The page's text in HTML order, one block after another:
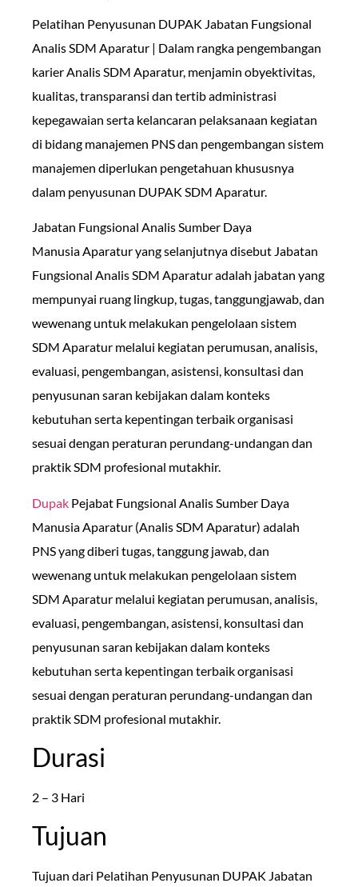
Pelatihan Penyusunan DUPAK Jabatan Fungsional
Analis SDM Aparatur | Dalam rangka pengembangan
karier Analis SDM Aparatur, menjamin obyektivitas,
kualitas, transparansi dan tertib administrasi
kepegawaian serta kelancaran pelaksanaan kegiatan
di bidang manajemen PNS dan pengembangan sistem
manajemen diperlukan pengetahuan khususnya
dalam penyusunan DUPAK SDM Aparatur.
Jabatan Fungsional Analis Sumber Daya
Manusia Aparatur yang selanjutnya disebut Jabatan
Fungsional Analis SDM Aparatur adalah jabatan yang
mempunyai ruang lingkup, tugas, tanggungjawab, dan
wewenang untuk melakukan pengelolaan sistem
SDM Aparatur melalui kegiatan perumusan, analisis,
evaluasi, pengembangan, asistensi, konsultasi dan
penyusunan saran kebijakan dalam konteks
kebutuhan serta kepentingan terbaik organisasi
sesuai dengan peraturan perundang-undangan dan
praktik SDM profesional mutakhir.
Dupak Pejabat Fungsional Analis Sumber Daya
Manusia Aparatur (Analis SDM Aparatur) adalah
PNS yang diberi tugas, tanggung jawab, dan
wewenang untuk melakukan pengelolaan sistem
SDM Aparatur melalui kegiatan perumusan, analisis,
evaluasi, pengembangan, asistensi, konsultasi dan
penyusunan saran kebijakan dalam konteks
kebutuhan serta kepentingan terbaik organisasi
sesuai dengan peraturan perundang-undangan dan
praktik SDM profesional mutakhir.
Durasi
2 – 3 Hari
Tujuan
Tujuan dari Pelatihan Penyusunan DUPAK Jabatan